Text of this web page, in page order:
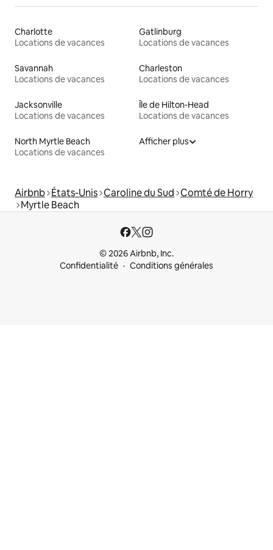
Charlotte
Locations de vacances
Gatlinburg
Locations de vacances
Savannah
Locations de vacances
Charleston
Locations de vacances
Jacksonville
Locations de vacances
Île de Hilton-Head
Locations de vacances
North Myrtle Beach
Locations de vacances
Afficher plus
Airbnb États-Unis Caroline du Sud Comté de Horry
Myrtle Beach
© 2026 Airbnb, Inc.
Confidentialité
Conditions générales